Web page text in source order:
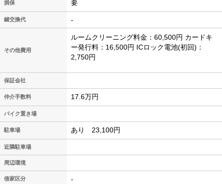
損保 要
鍵交換代 -
その他費用
ルームクリーニング料金：60,500円 カードキ
ー発行料：16,500円 ICロック電池(初回)：
2,750円
保証会社
仲介手数料 17.6万円
バイク置き場
駐車場 あり 23,100円
近隣駐車場
周辺環境
借家区分 -